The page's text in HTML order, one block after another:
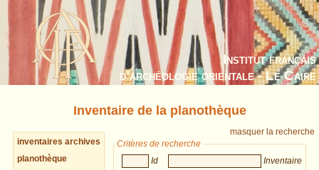
Institut français
d’archéologie orientale - Le Caire
Inventaire de la planothèque
inventaires archives
planothèque
masquer la recherche
Critères de recherche
Id
Inventaire